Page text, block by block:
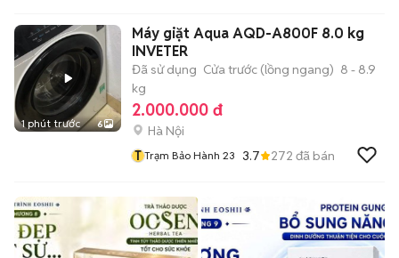
1 phút trước 6
Máy giặt Aqua AQD-A800F 8.0 kg
INVETER
Đã sử dụng Cửa trước (lồng ngang) 8 - 8.9
kg
2.000.000 đ
Hà Nội
T Trạm Bảo Hành 23 3.7 272 đã bán